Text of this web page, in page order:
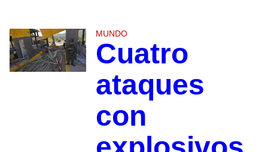
MUNDO
Cuatro
ataques
con